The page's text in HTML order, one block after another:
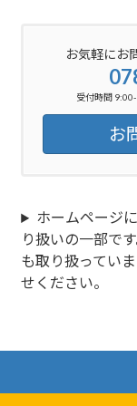
お気軽にお
受付時間
お
ホームページ
り扱いの一部で
も取り扱ってい
せください。